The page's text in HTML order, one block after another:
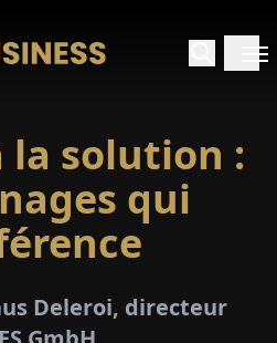
la solution :
qui
Deleroi, directeur